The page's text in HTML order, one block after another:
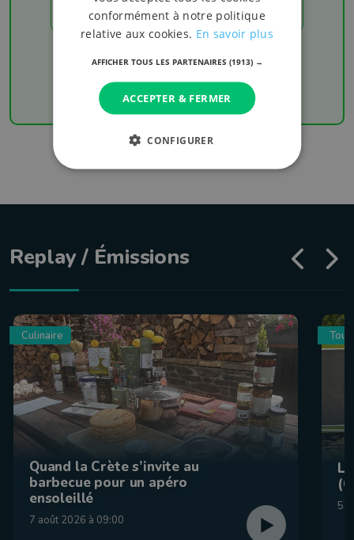
LES RÉSULTATS
résultats de votre équipe favorite
Replay / Émissions
Culinaire
Quand la Crète s’invite au
barbecue pour un apéro
ensoleillé
7 août 2026 à 09:00
5
conformément à notre politique
relative aux cookies. En savoir plus
AFFICHER TOUS LES PARTENAIRES (1913) →
ACCEPTER & FERMER
CONFIGURER